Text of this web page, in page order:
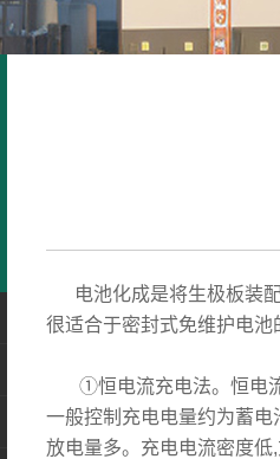
电池化成是将生极板装配
很适合于密封式免维护电
①恒电流充电法。恒电流
一般控制充电电量约为蓄
放电量多。充电电流密度